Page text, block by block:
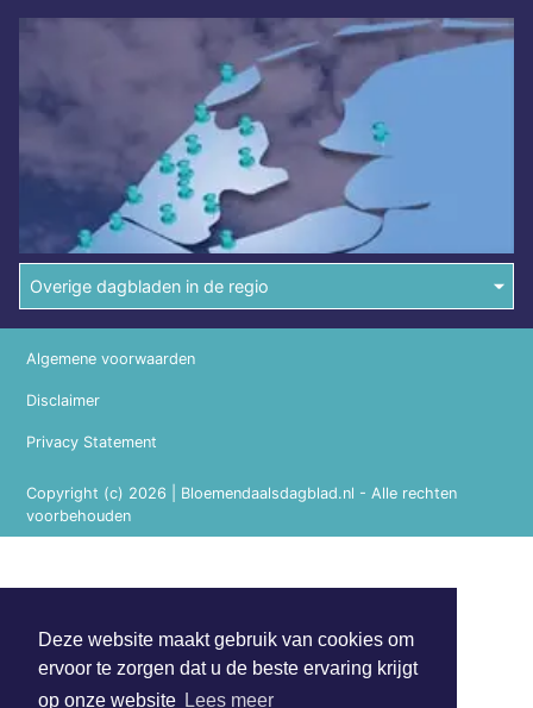
Deze website maakt gebruik van cookies om
ervoor te zorgen dat u de beste ervaring krijgt
op onze website Lees meer
Overige dagbladen in de regio
Copyright (c) 2026 | Bloemendaalsdagblad.nl - Alle rechten
voorbehouden
Algemene voorwaarden
Disclaimer
Privacy Statement